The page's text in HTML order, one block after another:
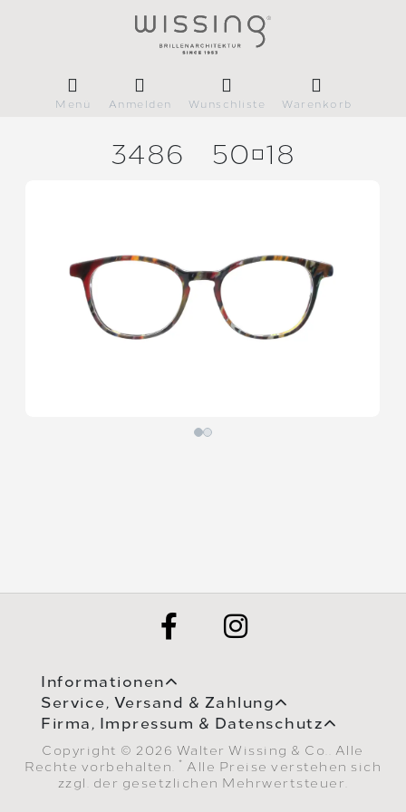
Menü Anmelden Wunschliste Warenkorb
3486 5018
Informationen
Service, Versand & Zahlung
Firma, Impressum & Datenschutz
Copyright © 2026 Walter Wissing & Co.. Alle
Rechte vorbehalten.
* Alle Preise verstehen sich
zzgl. der gesetzlichen Mehrwertsteuer.